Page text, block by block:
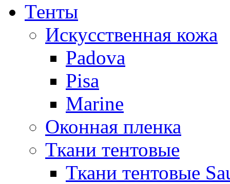
Тенты
Искусственная кожа
Padova
Pisa
Marine
Оконная пленка
Ткани тентовые
Ткани тентовые